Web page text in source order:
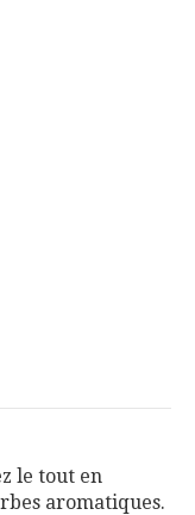
le tout en
aromatiques.